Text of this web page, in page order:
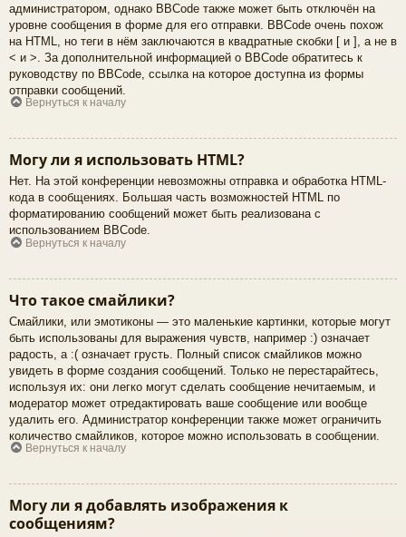
администратором, однако BBCode также может быть отключён на
уровне сообщения в форме для его отправки. BBCode очень похож
на HTML, но теги в нём заключаются в квадратные скобки [ и ], а не в
< и >. За дополнительной информацией о BBCode обратитесь к
руководству по BBCode, ссылка на которое доступна из формы
отправки сообщений.
Вернуться к началу
Могу ли я использовать HTML?
Нет. На этой конференции невозможны отправка и обработка HTML-
кода в сообщениях. Большая часть возможностей HTML по
форматированию сообщений может быть реализована с
использованием BBCode.
Вернуться к началу
Что такое смайлики?
Смайлики, или эмотиконы — это маленькие картинки, которые могут
быть использованы для выражения чувств, например :) означает
радость, а :( означает грусть. Полный список смайликов можно
увидеть в форме создания сообщений. Только не перестарайтесь,
используя их: они легко могут сделать сообщение нечитаемым, и
модератор может отредактировать ваше сообщение или вообще
удалить его. Администратор конференции также может ограничить
количество смайликов, которое можно использовать в сообщении.
Вернуться к началу
Могу ли я добавлять изображения к
сообщениям?